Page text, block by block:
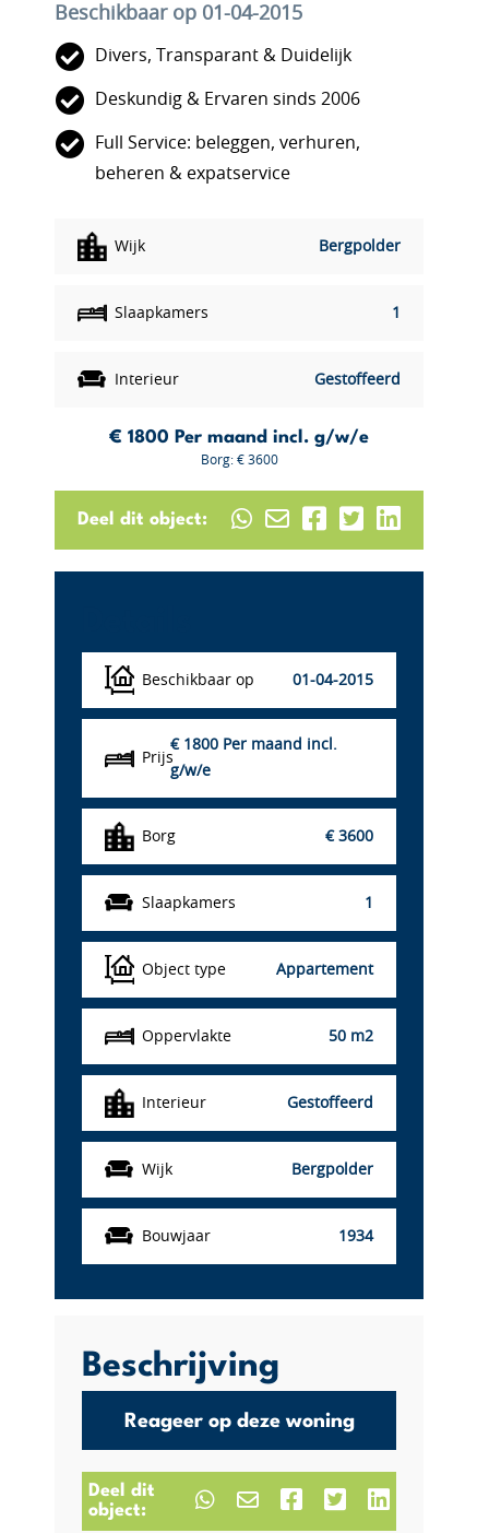
Beschikbaar op 01-04-2015
Divers, Transparant & Duidelijk
Deskundig & Ervaren sinds 2006
Full Service: beleggen, verhuren,
beheren & expatservice
Wijk Bergpolder
Slaapkamers 1
Interieur Gestoffeerd
€ 1800 Per maand incl. g/w/e
Borg: € 3600
Deel dit object:
Beschikbaar op 01-04-2015
Prijs
€ 1800 Per maand incl.
g/w/e
Borg € 3600
Slaapkamers 1
Object type Appartement
Oppervlakte 50 m2
Interieur Gestoffeerd
Wijk Bergpolder
Bouwjaar 1934
Beschrijving
Reageer op deze woning
Deel dit
object: